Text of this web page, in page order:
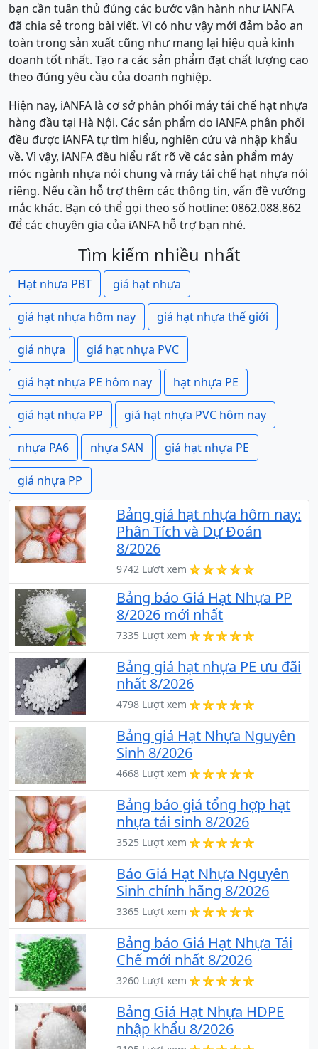
bạn cần tuân thủ đúng các bước vận hành như iANFA
đã chia sẻ trong bài viết. Vì có như vậy mới đảm bảo an
toàn trong sản xuất cũng như mang lại hiệu quả kinh
doanh tốt nhất. Tạo ra các sản phẩm đạt chất lượng cao
theo đúng yêu cầu của doanh nghiệp.
Hiện nay, iANFA là cơ sở phân phối máy tái chế hạt nhựa
hàng đầu tại Hà Nội. Các sản phẩm do iANFA phân phối
đều được iANFA tự tìm hiểu, nghiên cứu và nhập khẩu
về. Vì vậy, iANFA đều hiểu rất rõ về các sản phẩm máy
móc ngành nhựa nói chung và máy tái chế hạt nhựa nói
riêng. Nếu cần hỗ trợ thêm các thông tin, vấn đề vướng
mắc khác. Bạn có thể gọi theo số hotline: 0862.088.862
để các chuyên gia của iANFA hỗ trợ bạn nhé.
Tìm kiếm nhiều nhất
Hạt nhựa PBT giá hạt nhựa
giá hạt nhựa hôm nay giá hạt nhựa thế giới
giá nhựa giá hạt nhựa PVC
giá hạt nhựa PE hôm nay hạt nhựa PE
giá hạt nhựa PP giá hạt nhựa PVC hôm nay
nhựa PA6 nhựa SAN giá hạt nhựa PE
giá nhựa PP
Bảng giá hạt nhựa hôm nay:
Phân Tích và Dự Đoán
8/2026
9742 Lượt xem
Bảng báo Giá Hạt Nhựa PP
8/2026 mới nhất
7335 Lượt xem
Bảng giá hạt nhựa PE ưu đãi
nhất 8/2026
4798 Lượt xem
Bảng giá Hạt Nhựa Nguyên
Sinh 8/2026
4668 Lượt xem
Bảng báo giá tổng hợp hạt
nhựa tái sinh 8/2026
3525 Lượt xem
Báo Giá Hạt Nhựa Nguyên
Sinh chính hãng 8/2026
3365 Lượt xem
Bảng báo Giá Hạt Nhựa Tái
Chế mới nhất 8/2026
3260 Lượt xem
Bảng Giá Hạt Nhựa HDPE
nhập khẩu 8/2026